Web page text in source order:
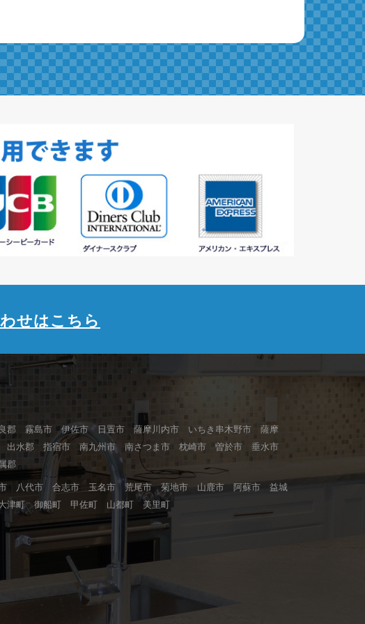
せはこちら
郡 霧島市 伊佐市 日置市 薩摩川内市 いちき串木野市 薩摩
水郡 指宿市 南九州市 南さつま市 枕崎市 曽於市 垂水市
郡
八代市 合志市 玉名市 荒尾市 菊地市 山鹿市 阿蘇市 益城
津町 御船町 甲佐町 山都町 美里町